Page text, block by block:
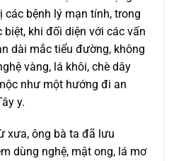
các bệnh lý mạn tính, trong
khi đối diện với các vấn
dài mắc tiểu đường, không
vàng, lá khôi, chè dây
như một hướng đi an
y.
xưa, ông bà ta đã lưu
dùng nghệ, mật ong, lá mơ